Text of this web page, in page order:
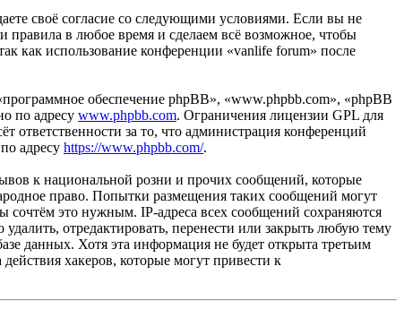
своё согласие со следующими условиями. Если вы не
правила в любое время и сделаем всё возможное, чтобы
как использование конференции «vanlife forum» после
обеспечение phpBB», «www.phpbb.com», «phpBB
по адресу www.phpbb.com. Ограничения лицензии GPL для
ответственности за то, что администрация конференций
адресу https://www.phpbb.com/.
к национальной розни и прочих сообщений, которые
право. Попытки размещения таких сообщений могут
сочтём это нужным. IP-адреса всех сообщений сохраняются
отредактировать, перенести или закрыть любую тему
данных. Хотя эта информация не будет открыта третьим
хакеров, которые могут привести к